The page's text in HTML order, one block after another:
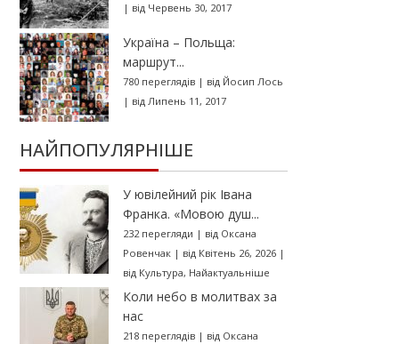
| від Червень 30, 2017
Україна – Польща:
маршрут...
780 переглядів| від Йосип Лось
| від Липень 11, 2017
НАЙПОПУЛЯРНІШЕ
У ювілейний рік Івана
Франка. «Мовою душ...
232 перегляди | від Оксана
Ровенчак| від Квітень 26, 2026|
від Культура, Найактуальніше
Коли небо в молитвах за
нас
218 переглядів| від Оксана